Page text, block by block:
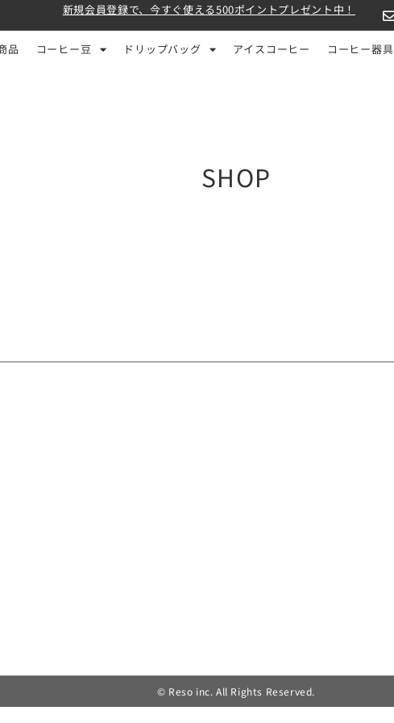
新規会員登録で、今すぐ使える500ポイントプレゼント中！
品 コーヒー豆 ドリップバッグ アイスコーヒー コーヒー器具
SHOP
© Reso inc. All Rights Reserved.